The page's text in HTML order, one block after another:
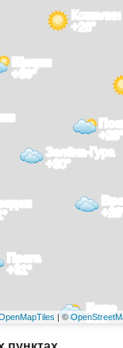
Прага
+31°
+28°
Щецин
+30°
Брно
+31°
Зелёна-Гура
+30°
Кошалин
+26°
| ©